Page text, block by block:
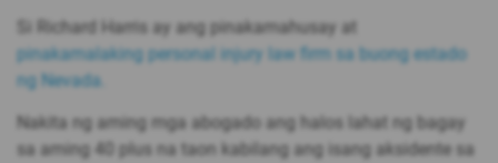
Si Richard Harris ay ang pinakamahusay at
pinakamalaking personal injury law firm sa buong estado
ng Nevada.
Nakita ng aming mga abogado ang halos lahat ng bagay
sa aming 40 plus na taon kabilang ang isang aksidente sa